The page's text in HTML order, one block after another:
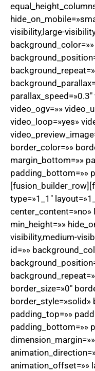
visibility,large-
video_ogv=»»
video_loop=»yes»
border_color=»»
margin_bottom=»»
padding_bottom=»»
type=»1_1″
center_content=»no»
min_height=»»
visibility,medium-
id=»»
border_size=»0″
border_style=»solid»
padding_top=»»
padding_bottom=»»
animation_offset=»»